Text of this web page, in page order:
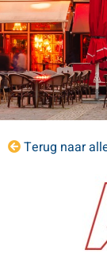
Terug naar